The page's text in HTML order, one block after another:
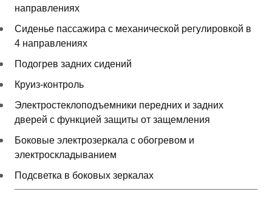
направлениях
Сиденье пассажира с механической регулировкой в
4 направлениях
Подогрев задних сидений
Круиз-контроль
Электростеклоподъемники передних и задних
дверей с функцией защиты от защемления
Боковые электрозеркала с обогревом и
электроскладыванием
Подсветка в боковых зеркалах